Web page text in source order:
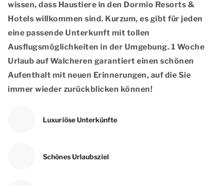
wissen, dass Haustiere in den Dormio Resorts &
Hotels willkommen sind. Kurzum, es gibt für jeden
eine passende Unterkunft mit tollen
Ausflugsmöglichkeiten in der Umgebung. 1 Woche
Urlaub auf Walcheren garantiert einen schönen
Aufenthalt mit neuen Erinnerungen, auf die Sie
immer wieder zurückblicken können!
Luxuriöse Unterkünfte
Schönes Urlaubsziel